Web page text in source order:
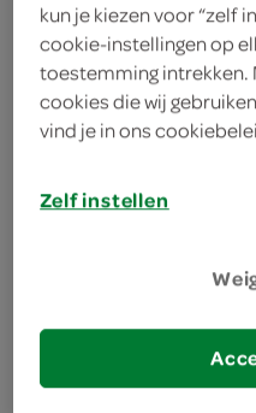
winkel bekijken
plan je route
1329 AA Almere
kun je kiezen voor “zelf
cookie-instellingen op
toestemming intrekken.
cookies die wij
vind je in ons
Zelf instellen